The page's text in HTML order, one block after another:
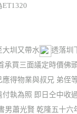
大圳又帶水
透落圳
買三面議定時價佛
得物業與叔兄 弟侄
執為照 即日仝中收
男蕭光賢 乾隆五十六